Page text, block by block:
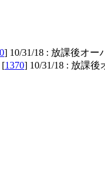
] 10/31/18 : 放課後オー
[1370] 10/31/18 : 放課後